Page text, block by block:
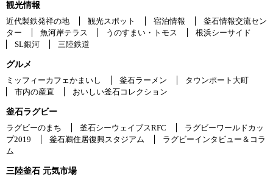
観光情報
近代製鉄発祥の地
観光スポット 宿泊情報
釜石情報交流セン
ター
魚河岸テラス うのすまい・トモス
根浜シーサイド
SL銀河
三陸鉄道
グルメ
ミッフィーカフェかまいし
釜石ラーメン
タウンポート大町
市内の産直
おいしい釜石コレクション
釜石ラグビー
ラグビーのまち
釜石シーウェイブスRFC
ラグビーワールドカッ
プ2019
釜石鵜住居復興スタジアム
ラグビーインタビュー＆コラ
ム
三陸釜石 元気市場